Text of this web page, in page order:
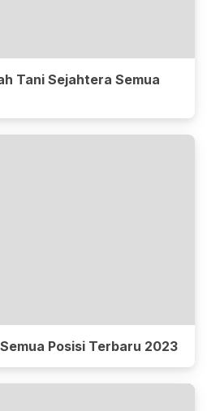
Tani Sejahtera Semua
Posisi Terbaru 2023